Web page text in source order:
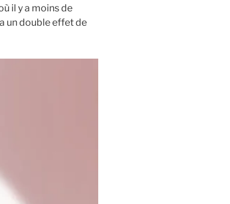
il y a moins de
un double effet de